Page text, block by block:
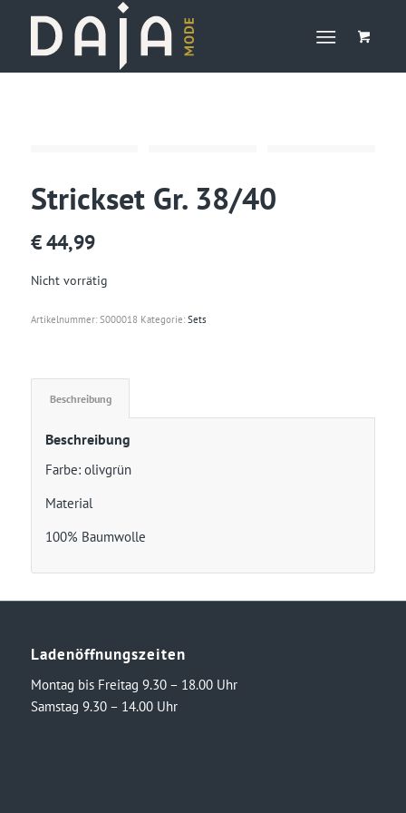
Strickset Gr. 38/40
€44,99
Nicht vorrätig
Artikelnummer: S000018 Kategorie: Sets
Beschreibung
Beschreibung
Farbe: olivgrün
Material
100% Baumwolle
Ladenöffnungszeiten
Montag bis Freitag 9.30 – 18.00 Uhr
Samstag 9.30 – 14.00 Uhr